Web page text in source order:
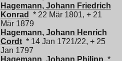
Hagemann, Johann Friedrich
Konrad
* 22 Mär 1801, + 21
Mär 1879
Hagemann, Johann Henrich
Cordt * 14 Jan 1721/22, + 25
Jan 1797
Hagemann, Johann Philipp *